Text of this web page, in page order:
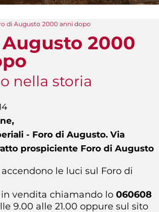
di Augusto 2000 anni dopo
2000
nella storia
- Foro di Augusto. Via
prospiciente Foro di Augusto
le luci sul Foro di
vendita chiamando lo 060608
9.00 alle 21.00 oppure sul sito